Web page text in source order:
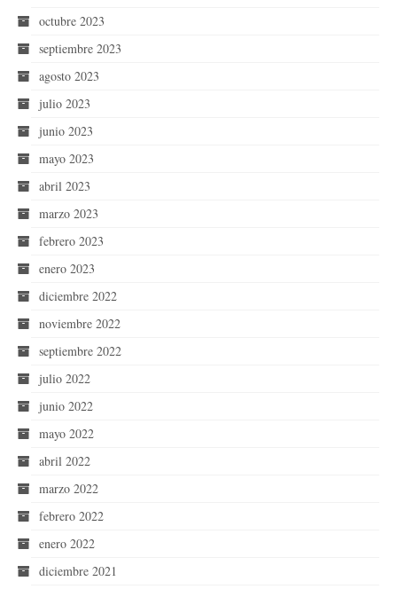
octubre 2023
septiembre 2023
agosto 2023
julio 2023
junio 2023
mayo 2023
abril 2023
marzo 2023
febrero 2023
enero 2023
diciembre 2022
noviembre 2022
septiembre 2022
julio 2022
junio 2022
mayo 2022
abril 2022
marzo 2022
febrero 2022
enero 2022
diciembre 2021